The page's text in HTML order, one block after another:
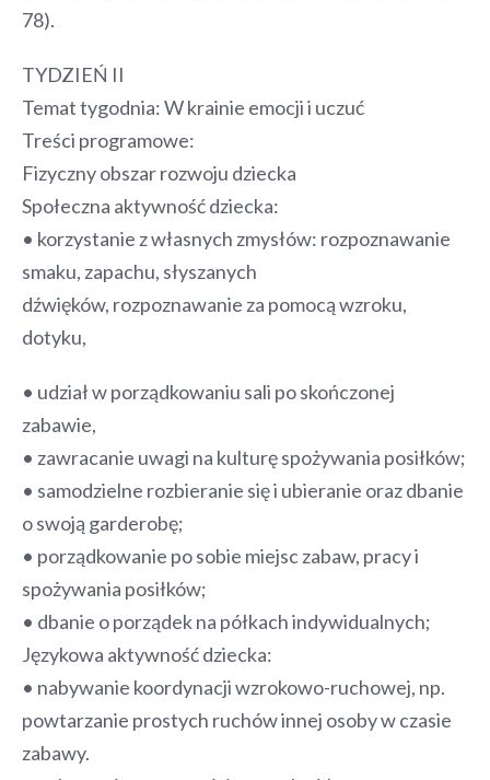
78).
TYDZIEŃ II
Temat tygodnia: W krainie emocji i uczuć
Treści programowe:
Fizyczny obszar rozwoju dziecka
Społeczna aktywność dziecka:
• korzystanie z własnych zmysłów: rozpoznawanie
smaku, zapachu, słyszanych
dźwięków, rozpoznawanie za pomocą wzroku,
dotyku,
• udział w porządkowaniu sali po skończonej
zabawie,
• zawracanie uwagi na kulturę spożywania posiłków;
• samodzielne rozbieranie się i ubieranie oraz dbanie
o swoją garderobę;
• porządkowanie po sobie miejsc zabaw, pracy i
spożywania posiłków;
• dbanie o porządek na półkach indywidualnych;
Językowa aktywność dziecka:
• nabywanie koordynacji wzrokowo-ruchowej, np.
powtarzanie prostych ruchów innej osoby w czasie
zabawy.